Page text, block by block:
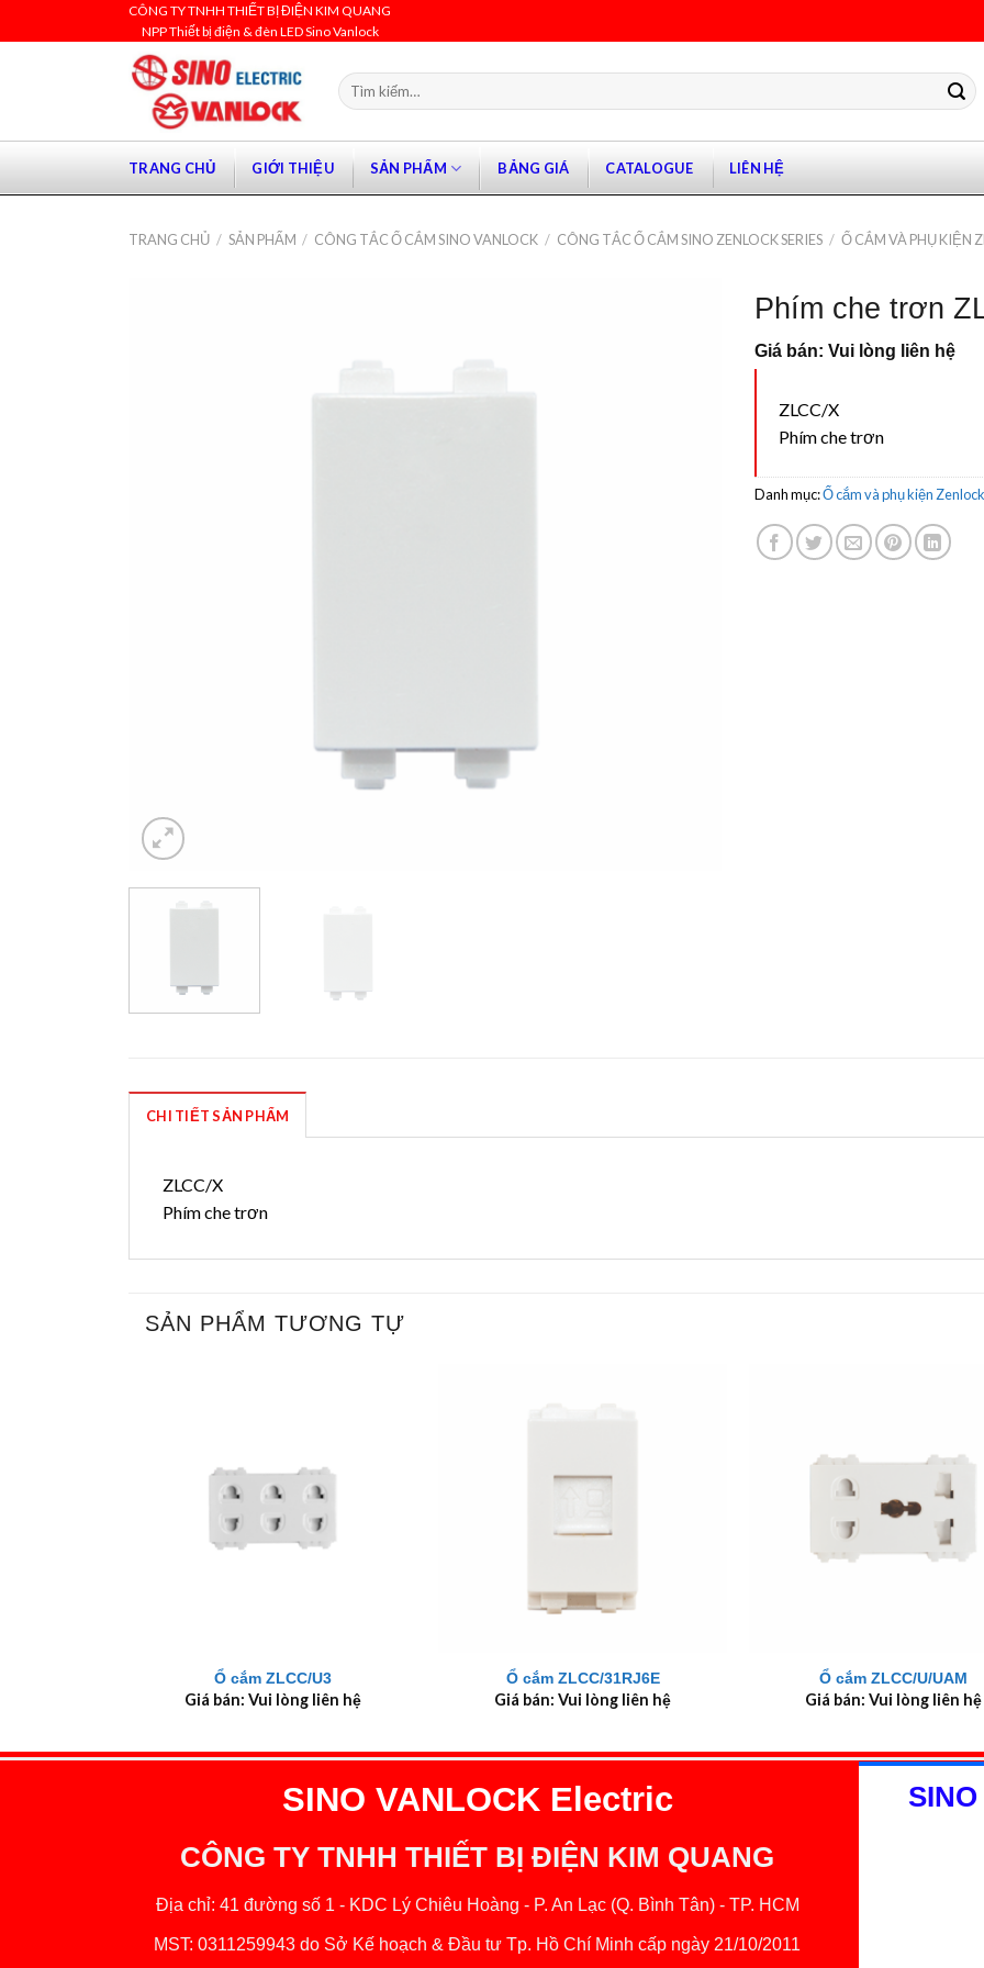
to
CÔNG TY TNHH THIẾT BỊ ĐIỆN KIM QUANG
NPP Thiết bị điện & đèn LED Sino Vanlock
Tìm
kiếm:
TRANG CHỦ GIỚI THIỆU SẢN PHẨM BẢNG GIÁ CATALOGUE LIÊN HỆ
TRANG CHỦ / SẢN PHẨM / CÔNG TẮC Ổ CẮM SINO VANLOCK / CÔNG TẮC Ổ CẮM SINO ZENLOCK SERIES / Ổ CẮM VÀ PHỤ KIỆN
Phím che trơn
Giá bán: Vui lòng liên hệ
ZLCC/X
Phím che trơn
Danh mục:Ổ cắm và phụ kiện
CHI TIẾT SẢN PHẨM
ZLCC/X
Phím che trơn
SẢN PHẨM TƯƠNG TỰ
Ổ cắm ZLCC/U3
Giá bán: Vui lòng liên hệ
Ổ cắm ZLCC/31RJ6E
Giá bán: Vui lòng liên hệ
Ổ cắm ZLCC/U/UAM
Giá bán: Vui lòng liên hệ
SINO VANLOCK Electric
CÔNG TY TNHH THIẾT BỊ ĐIỆN KIM QUANG
Địa chỉ: 41 đường số 1 - KDC Lý Chiêu Hoàng - P. An Lạc (Q. Bình Tân) - TP. HCM
MST: 0311259943 do Sở Kế hoạch & Đầu tư Tp. Hồ Chí Minh cấp ngày 21/10/2011